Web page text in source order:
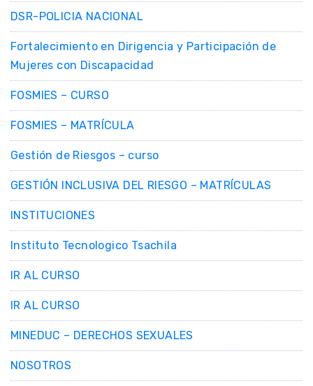
DSR-POLICIA NACIONAL
Fortalecimiento en Dirigencia y Participación de
Mujeres con Discapacidad
FOSMIES – CURSO
FOSMIES – MATRÍCULA
Gestión de Riesgos – curso
GESTIÓN INCLUSIVA DEL RIESGO – MATRÍCULAS
INSTITUCIONES
Instituto Tecnologico Tsachila
IR AL CURSO
IR AL CURSO
MINEDUC – DERECHOS SEXUALES
NOSOTROS